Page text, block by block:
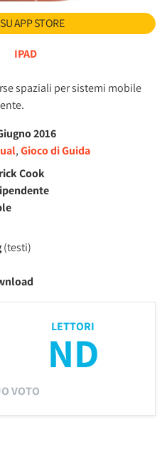
APP STORE
IPAD
spaziali per sistemi mobile
2016
,Gioco di Guida
Cook
(testi)
LETTORI
ND
VOTO